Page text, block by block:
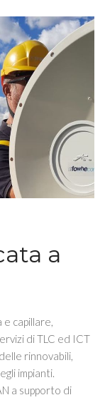
a
capillare,
di TLC ed ICT
rinnovabili,
impianti.
a supporto di